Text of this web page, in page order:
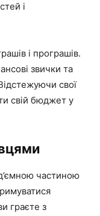
і
і програшів.
звички та
свої
свій бюджет у
частиною
граєте з